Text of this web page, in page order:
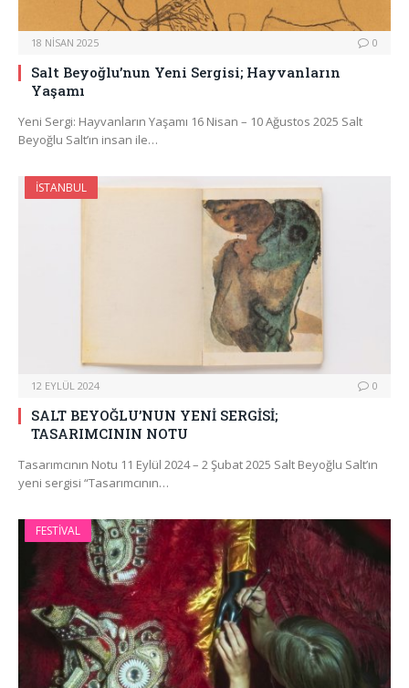
18 NISAN 2025 0
Salt Beyoğlu’nun Yeni Sergisi; Hayvanların
Yaşamı
Yeni Sergi: Hayvanların Yaşamı 16 Nisan – 10 Ağustos 2025 Salt
Beyoğlu Salt’ın insan ile…
İSTANBUL
12 EYLÜL 2024 0
SALT BEYOĞLU’NUN YENİ SERGİSİ;
TASARIMCININ NOTU
Tasarımcının Notu 11 Eylül 2024 – 2 Şubat 2025 Salt Beyoğlu Salt’ın
yeni sergisi “Tasarımcının…
FESTIVAL